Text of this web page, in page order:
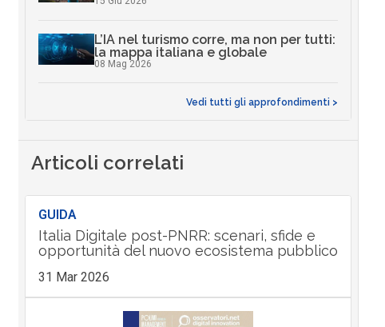
L’IA nel turismo corre, ma non per tutti:
la mappa italiana e globale
08 Mag 2026
Vedi tutti gli approfondimenti >
Articoli correlati
GUIDA
Italia Digitale post-PNRR: scenari, sfide e
opportunità del nuovo ecosistema pubblico
31 Mar 2026